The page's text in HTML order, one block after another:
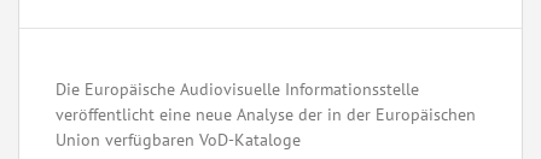
Die Europäische Audiovisuelle Informationsstelle
veröffentlicht eine neue Analyse der in der Europäischen
Union verfügbaren VoD-Kataloge